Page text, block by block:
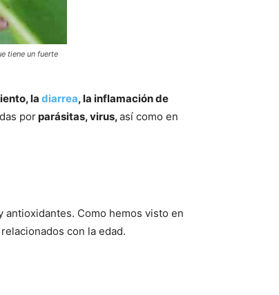
tiene un fuerte
la diarrea, la inflamación de
porparásitas, virus,así como en
Como hemos visto en
con la edad.